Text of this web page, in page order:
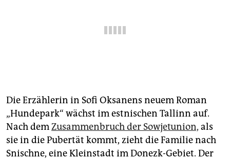
Die Erzählerin in Sofi Oksanens neuem Roman
„Hundepark“ wächst im estnischen Tallinn auf.
Nach demZusammenbruch der Sowjetunion, als
sie in die Pubertät kommt, zieht die Familie nach
Snischne, eine Kleinstadt im Donezk-Gebiet. Der